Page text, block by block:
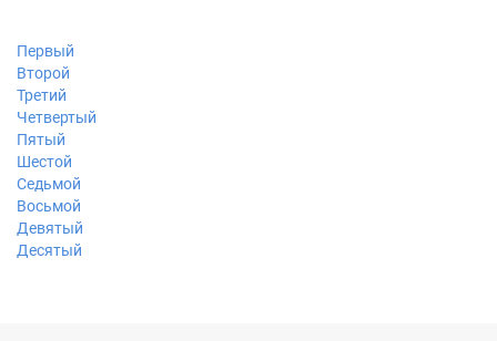
Первый
Второй
Третий
Четвертый
Пятый
Шестой
Седьмой
Восьмой
Девятый
Десятый